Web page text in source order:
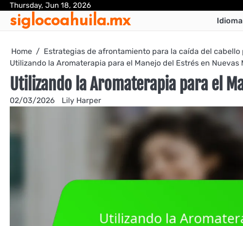
Skip
content
Thursday, Jun 18, 2026
siglocoahuila.mx Idioma
Home
Estrategias de afrontamiento para la caída del cabello
Utilizando la Aromaterapia para el Manejo del Estrés en Nuevas
Utilizando la Aromaterapia para el
02/03/2026 Lily Harper